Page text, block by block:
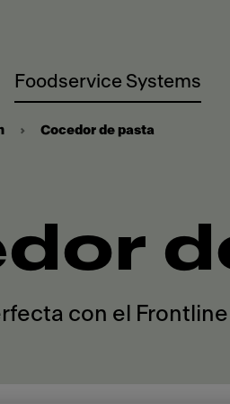
Foodservice Systems
Cocedor de pasta
con el